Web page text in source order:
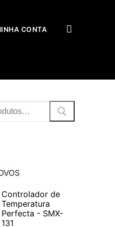
CONTA
Controlador de
Temperatura
Perfecta - SMX-
131